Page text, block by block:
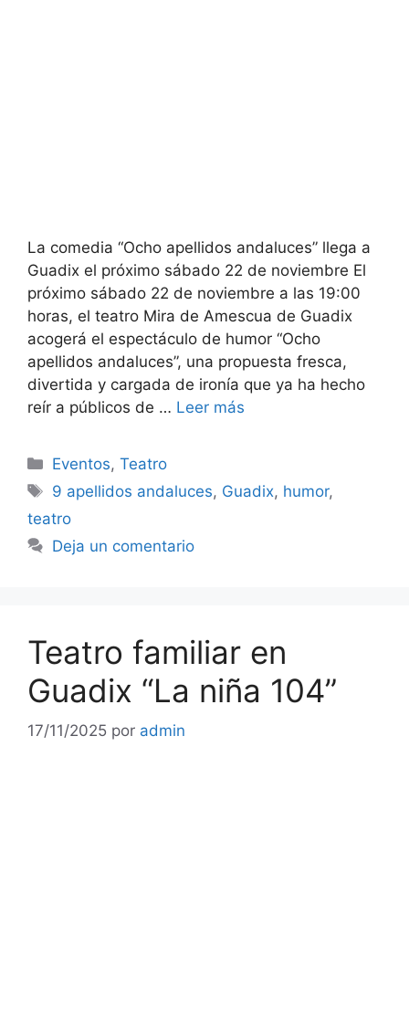
La comedia “Ocho apellidos andaluces” llega a
Guadix el próximo sábado 22 de noviembre El
próximo sábado 22 de noviembre a las 19:00
horas, el teatro Mira de Amescua de Guadix
acogerá el espectáculo de humor “Ocho
apellidos andaluces”, una propuesta fresca,
divertida y cargada de ironía que ya ha hecho
reír a públicos de … Leer más
Categorías
Eventos,Teatro
Etiquetas
9 apellidos andaluces, Guadix, humor,
teatro
Deja un comentario
Teatro familiar en
Guadix “La niña 104”
17/11/2025 por admin